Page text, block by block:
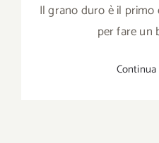
Il grano duro è il
per fare un